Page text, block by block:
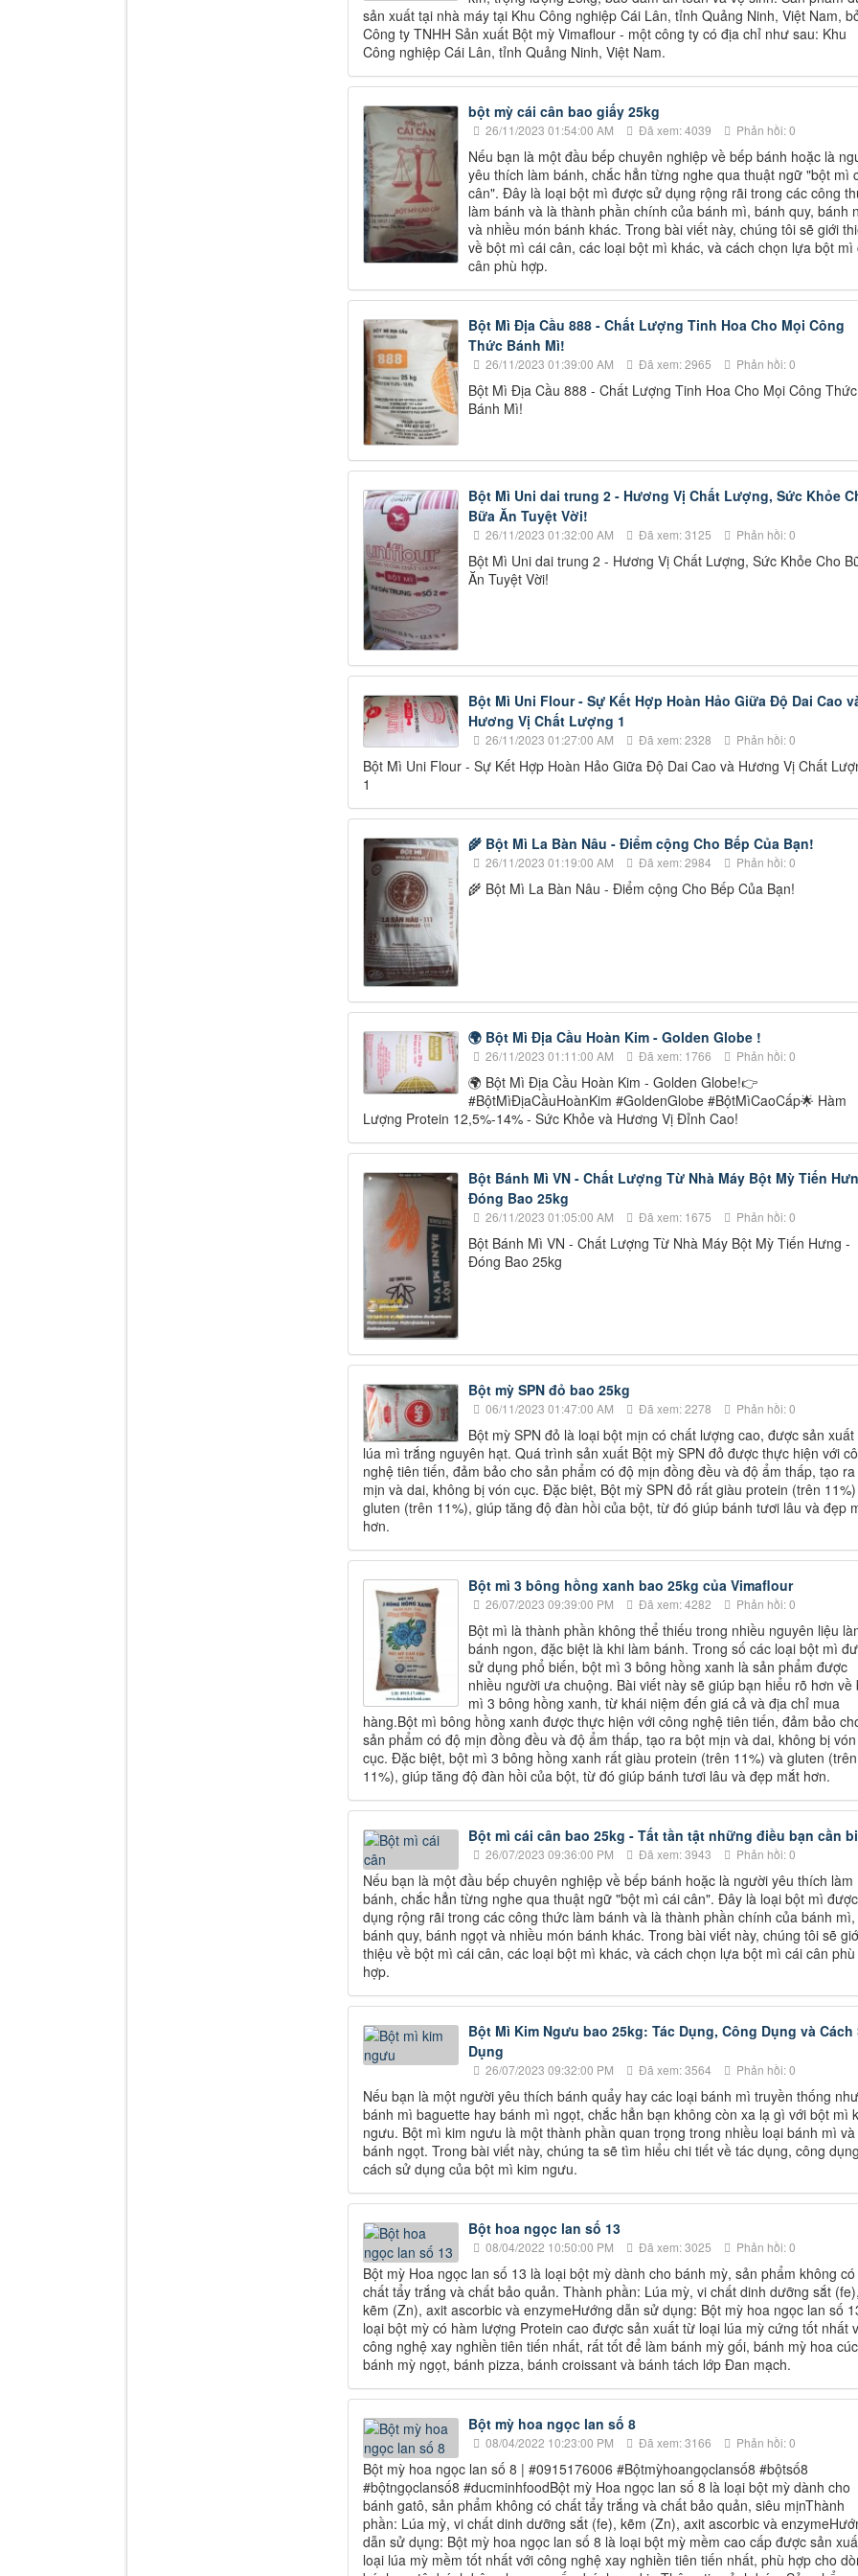
sản xuất tại nhà máy tại Khu Công nghiệp Cái Lân, tỉnh Quảng Ninh, Việt Nam,
Công ty TNHH Sản xuất Bột mỳ Vimaflour - một công ty có địa chỉ như sau: Khu
Công nghiệp Cái Lân, tỉnh Quảng Ninh, Việt Nam.
bột mỳ cái cân bao giấy 25kg
26/11/2023 01:54:00 AM Đã xem: 4039 Phản hồi: 0
Nếu bạn là một đầu bếp chuyên nghiệp về bếp bánh hoặc là
yêu thích làm bánh, chắc hẳn từng nghe qua thuật ngữ "bột mì
cân". Đây là loại bột mì được sử dụng rộng rãi trong các công
làm bánh và là thành phần chính của bánh mì, bánh quy, bánh
và nhiều món bánh khác. Trong bài viết này, chúng tôi sẽ giới
về bột mì cái cân, các loại bột mì khác, và cách chọn lựa bột mì
cân phù hợp.
Bột Mì Địa Cầu 888 - Chất Lượng Tinh Hoa Cho Mọi Công
Thức Bánh Mì!
26/11/2023 01:39:00 AM Đã xem: 2965 Phản hồi: 0
Bột Mì Địa Cầu 888 - Chất Lượng Tinh Hoa Cho Mọi Công Thức
Bánh Mì!
Bột Mì Uni dai trung 2 - Hương Vị Chất Lượng, Sức Khỏe
Bữa Ăn Tuyệt Vời!
26/11/2023 01:32:00 AM Đã xem: 3125 Phản hồi: 0
Bột Mì Uni dai trung 2 - Hương Vị Chất Lượng, Sức Khỏe Cho
Ăn Tuyệt Vời!
Bột Mì Uni Flour - Sự Kết Hợp Hoàn Hảo Giữa Độ Dai Cao
Hương Vị Chất Lượng 1
26/11/2023 01:27:00 AM Đã xem: 2328 Phản hồi: 0
Bột Mì Uni Flour - Sự Kết Hợp Hoàn Hảo Giữa Độ Dai Cao và Hương Vị Chất
1
🌾 Bột Mì La Bàn Nâu - Điểm cộng Cho Bếp Của Bạn!
26/11/2023 01:19:00 AM Đã xem: 2984 Phản hồi: 0
🌾 Bột Mì La Bàn Nâu - Điểm cộng Cho Bếp Của Bạn!
🌍 Bột Mì Địa Cầu Hoàn Kim - Golden Globe !
26/11/2023 01:11:00 AM Đã xem: 1766 Phản hồi: 0
🌍 Bột Mì Địa Cầu Hoàn Kim - Golden Globe!👉
#BộtMìĐịaCầuHoànKim #GoldenGlobe #BộtMìCaoCấp🌟 Hàm
Lượng Protein 12,5%-14% - Sức Khỏe và Hương Vị Đỉnh Cao!
Bột Bánh Mì VN - Chất Lượng Từ Nhà Máy Bột Mỳ Tiến
Đóng Bao 25kg
26/11/2023 01:05:00 AM Đã xem: 1675 Phản hồi: 0
Bột Bánh Mì VN - Chất Lượng Từ Nhà Máy Bột Mỳ Tiến Hưng -
Đóng Bao 25kg
Bột mỳ SPN đỏ bao 25kg
06/11/2023 01:47:00 AM Đã xem: 2278 Phản hồi: 0
Bột mỳ SPN đỏ là loại bột mịn có chất lượng cao, được sản
lúa mì trắng nguyên hạt. Quá trình sản xuất Bột mỳ SPN đỏ được thực hiện với
nghệ tiên tiến, đảm bảo cho sản phẩm có độ mịn đồng đều và độ ẩm thấp, tạo
mịn và dai, không bị vón cục. Đặc biệt, Bột mỳ SPN đỏ rất giàu protein (trên
gluten (trên 11%), giúp tăng độ đàn hồi của bột, từ đó giúp bánh tươi lâu và đẹp
hơn.
Bột mì 3 bông hồng xanh bao 25kg của Vimaflour
26/07/2023 09:39:00 PM Đã xem: 4282 Phản hồi: 0
Bột mì là thành phần không thể thiếu trong nhiều nguyên liệu
bánh ngon, đặc biệt là khi làm bánh. Trong số các loại bột mì
sử dụng phổ biến, bột mì 3 bông hồng xanh là sản phẩm được
nhiều người ưa chuộng. Bài viết này sẽ giúp bạn hiểu rõ hơn về
mì 3 bông hồng xanh, từ khái niệm đến giá cả và địa chỉ mua
hàng.Bột mì bông hồng xanh được thực hiện với công nghệ tiên tiến, đảm bảo
sản phẩm có độ mịn đồng đều và độ ẩm thấp, tạo ra bột mịn và dai, không bị vón
cục. Đặc biệt, bột mì 3 bông hồng xanh rất giàu protein (trên 11%) và gluten (trên
11%), giúp tăng độ đàn hồi của bột, từ đó giúp bánh tươi lâu và đẹp mắt hơn.
Bột mì cái cân bao 25kg - Tất tần tật những điều bạn cần
26/07/2023 09:36:00 PM Đã xem: 3943 Phản hồi: 0
Nếu bạn là một đầu bếp chuyên nghiệp về bếp bánh hoặc là người yêu thích làm
bánh, chắc hẳn từng nghe qua thuật ngữ "bột mì cái cân". Đây là loại bột mì
dụng rộng rãi trong các công thức làm bánh và là thành phần chính của bánh mì,
bánh quy, bánh ngọt và nhiều món bánh khác. Trong bài viết này, chúng tôi sẽ
thiệu về bột mì cái cân, các loại bột mì khác, và cách chọn lựa bột mì cái cân phù
hợp.
Bột Mì Kim Ngưu bao 25kg: Tác Dụng, Công Dụng và Cách
Dụng
26/07/2023 09:32:00 PM Đã xem: 3564 Phản hồi: 0
Nếu bạn là một người yêu thích bánh quẩy hay các loại bánh mì truyền thống như
bánh mì baguette hay bánh mì ngọt, chắc hẳn bạn không còn xa lạ gì với bột mì
ngưu. Bột mì kim ngưu là một thành phần quan trọng trong nhiều loại bánh mì và
bánh ngọt. Trong bài viết này, chúng ta sẽ tìm hiểu chi tiết về tác dụng, công
cách sử dụng của bột mì kim ngưu.
Bột hoa ngọc lan số 13
08/04/2022 10:50:00 PM Đã xem: 3025 Phản hồi: 0
Bột mỳ Hoa ngọc lan số 13 là loại bột mỳ dành cho bánh mỳ, sản phẩm không có
chất tẩy trắng và chất bảo quản. Thành phần: Lúa mỳ, vi chất dinh dưỡng sắt (fe),
kẽm (Zn), axit ascorbic và enzymeHướng dẫn sử dụng: Bột mỳ hoa ngọc lan số
loại bột mỳ có hàm lượng Protein cao được sản xuất từ loại lúa mỳ cứng tốt nhất
công nghệ xay nghiền tiên tiến nhất, rất tốt để làm bánh mỳ gối, bánh mỳ hoa
bánh mỳ ngọt, bánh pizza, bánh croissant và bánh tách lớp Đan mạch.
Bột mỳ hoa ngọc lan số 8
08/04/2022 10:23:00 PM Đã xem: 3166 Phản hồi: 0
Bột mỳ hoa ngọc lan số 8 | #0915176006 #Bộtmỳhoangọclansố8 #bộtsố8
#bộtngọclansố8 #ducminhfoodBột mỳ Hoa ngọc lan số 8 là loại bột mỳ dành cho
bánh gatô, sản phẩm không có chất tẩy trắng và chất bảo quản, siêu mịnThành
phần: Lúa mỳ, vi chất dinh dưỡng sắt (fe), kẽm (Zn), axit ascorbic và
dẫn sử dụng: Bột mỳ hoa ngọc lan số 8 là loại bột mỳ mềm cao cấp được sản
loại lúa mỳ mềm tốt nhất với công nghệ xay nghiền tiên tiến nhất, phù hợp cho